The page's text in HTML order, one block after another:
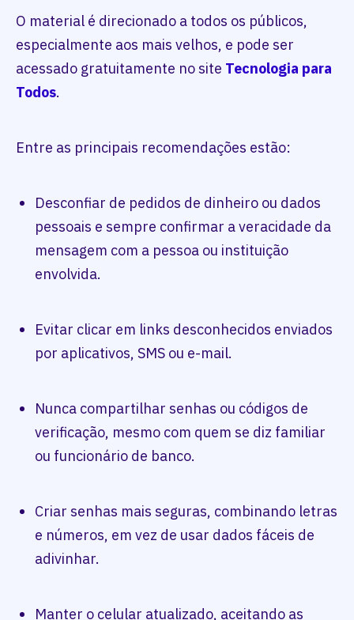
O material é direcionado a todos os públicos,
especialmente aos mais velhos, e pode ser
acessado gratuitamente no site Tecnologia para
Todos.
Entre as principais recomendações estão:
Desconfiar de pedidos de dinheiro ou dados
pessoais e sempre confirmar a veracidade da
mensagem com a pessoa ou instituição
envolvida.
Evitar clicar em links desconhecidos enviados
por aplicativos, SMS ou e-mail.
Nunca compartilhar senhas ou códigos de
verificação, mesmo com quem se diz familiar
ou funcionário de banco.
Criar senhas mais seguras, combinando letras
e números, em vez de usar dados fáceis de
adivinhar.
Manter o celular atualizado, aceitando as